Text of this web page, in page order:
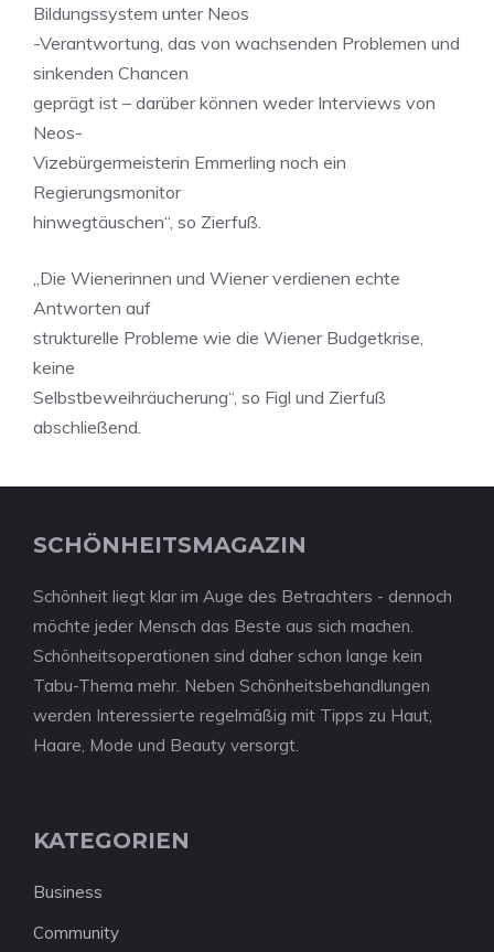
Bildungssystem unter Neos
-Verantwortung, das von wachsenden Problemen und
sinkenden Chancen
geprägt ist – darüber können weder Interviews von
Neos-
Vizebürgermeisterin Emmerling noch ein
Regierungsmonitor
hinwegtäuschen“, so Zierfuß.
„Die Wienerinnen und Wiener verdienen echte
Antworten auf
strukturelle Probleme wie die Wiener Budgetkrise,
keine
Selbstbeweihräucherung“, so Figl und Zierfuß
abschließend.
SCHÖNHEITSMAGAZIN
Schönheit liegt klar im Auge des Betrachters - dennoch
möchte jeder Mensch das Beste aus sich machen.
Schönheitsoperationen sind daher schon lange kein
Tabu-Thema mehr. Neben Schönheitsbehandlungen
werden Interessierte regelmäßig mit Tipps zu Haut,
Haare, Mode und Beauty versorgt.
KATEGORIEN
Business
Community